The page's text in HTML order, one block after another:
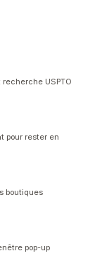
USPTO
pour rester en
boutiques
pop-up